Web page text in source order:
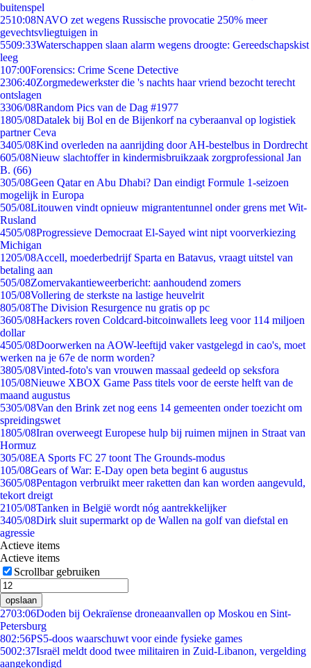
buitenspel
2510:08NAVO zet wegens Russische provocatie 250% meer
gevechtsvliegtuigen in
5509:33Waterschappen slaan alarm wegens droogte: Gereedschapskist
leeg
107:00Forensics: Crime Scene Detective
2306:40Zorgmedewerkster die 's nachts haar vriend bezocht terecht
ontslagen
3306/08Random Pics van de Dag #1977
1805/08Datalek bij Bol en de Bijenkorf na cyberaanval op logistiek
partner Ceva
3405/08Kind overleden na aanrijding door AH-bestelbus in Dordrecht
605/08Nieuw slachtoffer in kindermisbruikzaak zorgprofessional Jan
B. (66)
305/08Geen Qatar en Abu Dhabi? Dan eindigt Formule 1-seizoen
mogelijk in Europa
505/08Litouwen vindt opnieuw migrantentunnel onder grens met Wit-
Rusland
4505/08Progressieve Democraat El-Sayed wint nipt voorverkiezing
Michigan
1205/08Accell, moederbedrijf Sparta en Batavus, vraagt uitstel van
betaling aan
505/08Zomervakantieweerbericht: aanhoudend zomers
105/08Vollering de sterkste na lastige heuvelrit
805/08The Division Resurgence nu gratis op pc
3605/08Hackers roven Coldcard-bitcoinwallets leeg voor 114 miljoen
dollar
4505/08Doorwerken na AOW-leeftijd vaker vastgelegd in cao's, moet
werken na je 67e de norm worden?
3805/08Vinted-foto's van vrouwen massaal gedeeld op seksfora
105/08Nieuwe XBOX Game Pass titels voor de eerste helft van de
maand augustus
5305/08Van den Brink zet nog eens 14 gemeenten onder toezicht om
spreidingswet
1805/08Iran overweegt Europese hulp bij ruimen mijnen in Straat van
Hormuz
305/08EA Sports FC 27 toont The Grounds-modus
105/08Gears of War: E-Day open beta begint 6 augustus
3605/08Pentagon verbruikt meer raketten dan kan worden aangevuld,
tekort dreigt
2105/08Tanken in België wordt nóg aantrekkelijker
3405/08Dirk sluit supermarkt op de Wallen na golf van diefstal en
agressie
Actieve items
Actieve items
Scrollbar gebruiken
opslaan
2703:06Doden bij Oekraïense droneaanvallen op Moskou en Sint-
Petersburg
802:56PS5-doos waarschuwt voor einde fysieke games
5002:37Israël meldt dood twee militairen in Zuid-Libanon, vergelding
aangekondigd